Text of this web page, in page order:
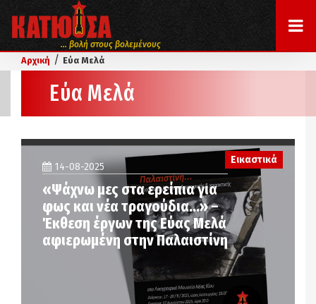
... βολή στους βολεμένους
Αρχική / Εύα Μελά
Εύα Μελά
Εικαστικά
14-08-2025
«Ψάχνω μες στα ερείπια για
φως και νέα τραγούδια…» –
Έκθεση έργων της Εύας Μελά
αφιερωμένη στην Παλαιστίνη